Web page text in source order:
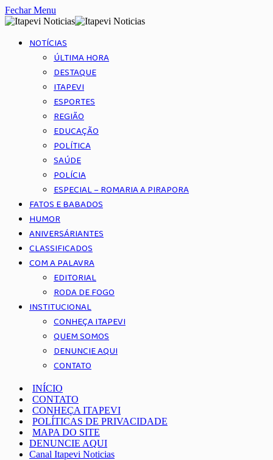
Fechar Menu
NOTÍCIAS
ÚLTIMA HORA
DESTAQUE
ITAPEVI
ESPORTES
REGIÃO
EDUCAÇÃO
POLÍTICA
SAÚDE
POLÍCIA
ESPECIAL – ROMARIA A PIRAPORA
FATOS E BABADOS
HUMOR
ANIVERSÁRIANTES
CLASSIFICADOS
COM A PALAVRA
EDITORIAL
RODA DE FOGO
INSTITUCIONAL
CONHEÇA ITAPEVI
QUEM SOMOS
DENUNCIE AQUI
CONTATO
INÍCIO
CONTATO
CONHEÇA ITAPEVI
POLÍTICAS DE PRIVACIDADE
MAPA DO SITE
DENUNCIE AQUI
Canal Itapevi Noticias